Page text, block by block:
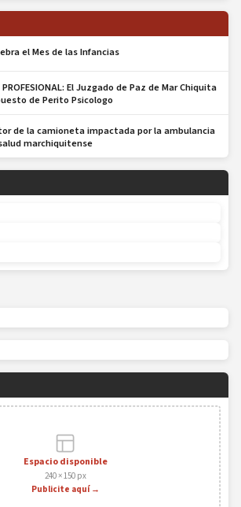
el Mes de las Infancias
PROFESIONAL: El Juzgado de Paz de Mar Chiquita
de Perito Psicologo
de la camioneta impactada por la ambulancia
marchiquitense
Espacio disponible
240 × 150 px
Publicite aquí →